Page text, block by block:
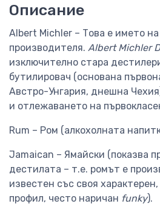
Описание
Albert Michler – Това е името
производителя. Albert Michler
изключително стара
бутилировач (основана
Австро-Унгария, днешна
и отлежаването на
Rum – Ром (алкохолната
Jamaican – Ямайски (показва
дестилата – т.е. ромът е
известен със своя
профил, често наричан funky).